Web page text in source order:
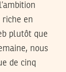
riche en
plutôt que
nous
de cinq